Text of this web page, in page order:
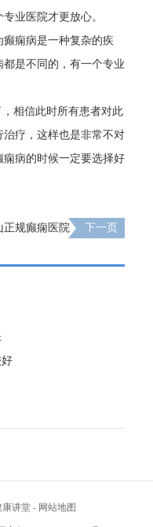
业医院才更放心。
痫病是一种复杂的疾
是不同的，有一个专业
相信此时所有患者对此
疗，这样也是非常不对
病的时候一定要选择好
正规癫痫医院 下一页
康讲堂 - 网站地图